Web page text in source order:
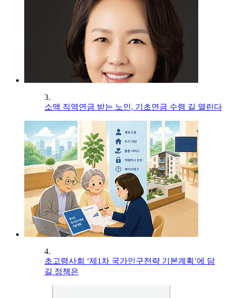
3.
소액 직역연금 받는 노인, 기초연금 수령 길 열린다
4.
초고령사회 ‘제1차 국가인구전략 기본계획’에 담
길 정책은